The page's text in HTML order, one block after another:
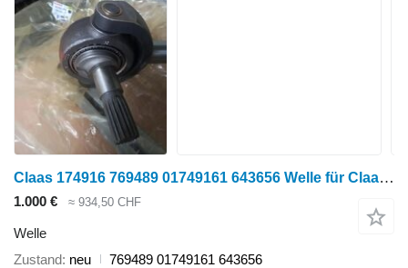
Claas 174916 769489 01749161 643656 Welle für Claas vario Schneidwerk
1.000 € ≈ 934,50 CHF
Welle
Zustand neu
769489 01749161 643656